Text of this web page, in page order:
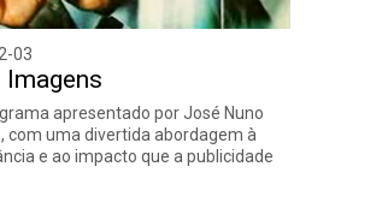
03
Imagens
apresentado por José Nuno
com uma divertida abordagem à
e ao impacto que a publicidade